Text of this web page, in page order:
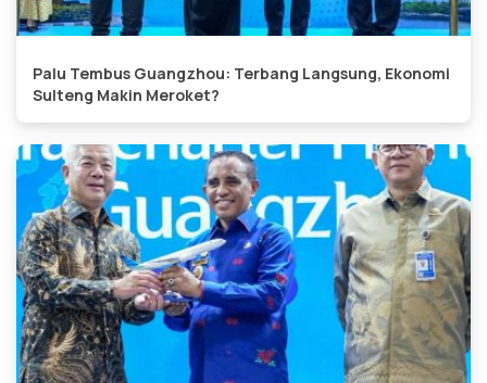
Palu Tembus Guangzhou: Terbang Langsung, Ekonomi
Sulteng Makin Meroket?